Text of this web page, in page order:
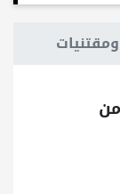
أبرز تصاميم الحقائب لصيف 2025 من